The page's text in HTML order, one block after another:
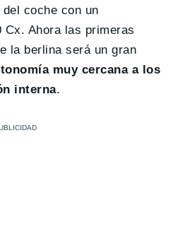
coche con un
Ahora las primeras
la berlina será un gran
muy cercana a los
interna.